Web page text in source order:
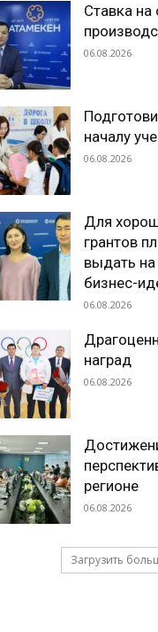
Ставка на
06.08.2026
началу
06.08.2026
Для
грантов
выдать
бизнес-
06.08.2026
наград
06.08.2026
регионе
06.08.2026
Загрузить